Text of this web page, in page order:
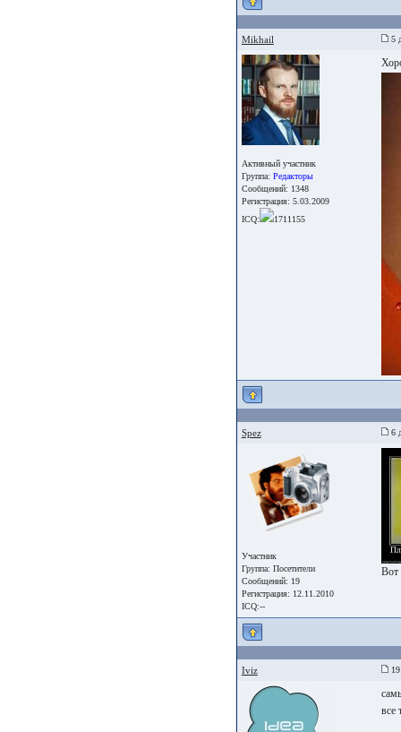
Mikhail 5
Активный участник
Группа: Редакторы
Сообщений: 1348
Регистрация: 5.03.2009
ICQ:
1711155
Spez 6
Участник
Группа: Посетители
Сообщений: 19
Регистрация: 12.11.2010
ICQ:--
Вот
Iviz 19
все